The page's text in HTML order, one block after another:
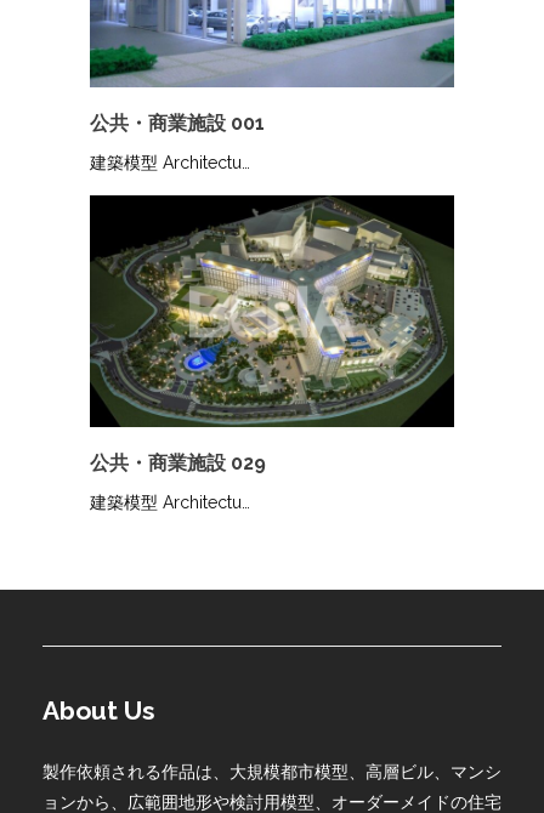
公共・商業施設 001
建築模型 Architectu…
公共・商業施設 029
建築模型 Architectu…
About Us
製作依頼される作品は、大規模都市模型、高層ビル、マンシ
ョンから、広範囲地形や検討用模型、オーダーメイドの住宅